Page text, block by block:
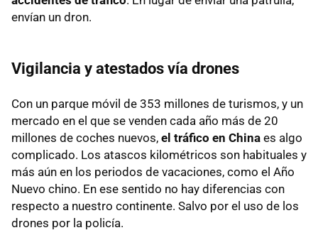
envían un dron.
Vigilancia y atestados vía drones
Con un parque móvil de 353 millones de turismos, y un
mercado en el que se venden cada año más de 20
millones de coches nuevos, el tráfico en China es algo
complicado. Los atascos kilométricos son habituales y
más aún en los periodos de vacaciones, como el Año
Nuevo chino. En ese sentido no hay diferencias con
respecto a nuestro continente. Salvo por el uso de los
drones por la policía.